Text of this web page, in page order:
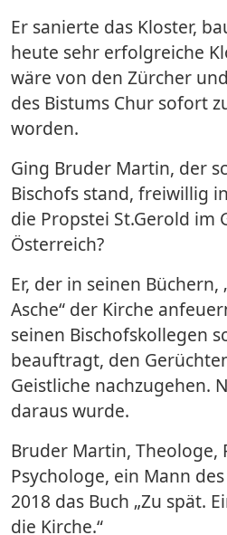
Er sanierte das Kloster,
heute sehr erfolgreiche
wäre von den Zürcher
des Bistums Chur sofort
worden.
Ging Bruder Martin, der
Bischofs stand, freiwillig
die Propstei St.Gerold im
Österreich?
Er, der in seinen
Asche“ der Kirche
seinen Bischofskollegen
beauftragt, den
Geistliche nachzugehen.
daraus wurde.
Bruder Martin, Theologe,
Psychologe, ein Mann
2018 das Buch „Zu spät.
die Kirche.“